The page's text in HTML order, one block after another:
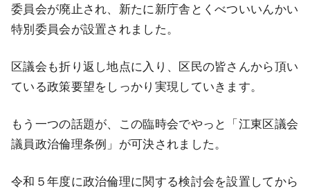
委員会が廃止され、新たに新庁舎とくべついいんかい
特別委員会が設置されました。
区議会も折り返し地点に入り、区民の皆さんから頂い
ている政策要望をしっかり実現していきます。
もう一つの話題が、この臨時会でやっと「江東区議会
議員政治倫理条例」が可決されました。
令和５年度に政治倫理に関する検討会を設置してから